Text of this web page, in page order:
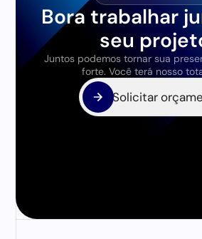
Bora trabalhar
seu
Juntos podemos tornar sua
forte. Você terá nosso
Solicitar